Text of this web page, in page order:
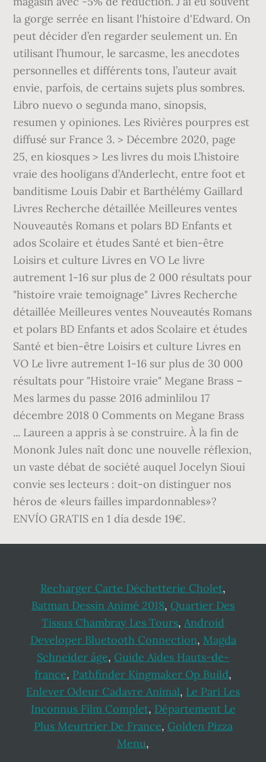
la gorge serrée en lisant l'histoire d'Edward. On
peut décider d’en regarder seulement un. En
utilisant l’humour, le sarcasme, les anecdotes
personnelles et différents tons, l’auteur avait
envie, parfois, de certains sujets plus sombres.
Libro nuevo o segunda mano, sinopsis,
resumen y opiniones. Les Rivières pourpres est
diffusé sur France 3. > Décembre 2020, page
25, en kiosques > Les livres du mois L’histoire
vraie des hooligans d’Anderlecht, entre foot et
banditisme Louis Dabir et Barthélémy Gaillard
Livres Recherche détaillée Meilleures ventes
Nouveautés Romans et polars BD Enfants et
ados Scolaire et études Santé et bien-être
Loisirs et culture Livres en VO Le livre
autrement 1-16 sur plus de 2 000 résultats pour
"histoire vraie temoignage" Livres Recherche
détaillée Meilleures ventes Nouveautés Romans
et polars BD Enfants et ados Scolaire et études
Santé et bien-être Loisirs et culture Livres en
VO Le livre autrement 1-16 sur plus de 30 000
résultats pour "Histoire vraie" Megane Brass –
Mes larmes du passe 2016 adminlilou 17
décembre 2018 0 Comments on Megane Brass
... Laureen a appris à se construire. À la fin de
Mononk Jules naît donc une nouvelle réflexion,
un vaste débat de société auquel Jocelyn Sioui
convie ses lecteurs : doit-on distinguer nos
héros de «leurs failles impardonnables»?
ENVÍO GRATIS en 1 día desde 19€.
Recharger Carte Déchetterie Cholet,
Batman Dessin Animé 2018, Quartier Des
Tissus Chambray Les Tours, Android
Developer Bluetooth Connection, Magda
Schneider âge, Guide Aides Hauts-de-
france, Pathfinder Kingmaker Op Build,
Enlever Odeur Cadavre Animal, Le Pari Les
Inconnus Film Complet, Département Le
Plus Meurtrier De France, Golden Pizza
Menu,